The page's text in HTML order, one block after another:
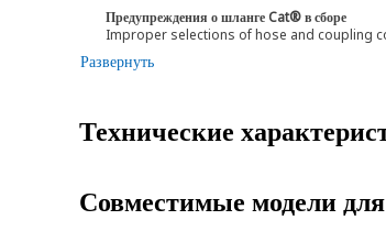
Предупреждения о шланге Cat® в сборе
Improper selections of hose and coupling
Развернуть
Технические
Совместимые модели